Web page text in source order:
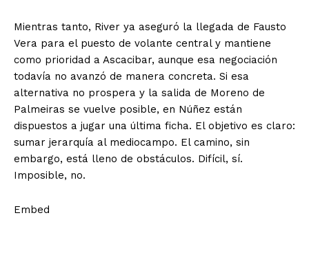
Mientras tanto, River ya aseguró la llegada de Fausto
Vera para el puesto de volante central y mantiene
como prioridad a Ascacibar, aunque esa negociación
todavía no avanzó de manera concreta. Si esa
alternativa no prospera y la salida de Moreno de
Palmeiras se vuelve posible, en Núñez están
dispuestos a jugar una última ficha. El objetivo es claro:
sumar jerarquía al mediocampo. El camino, sin
embargo, está lleno de obstáculos. Difícil, sí.
Imposible, no.
Embed